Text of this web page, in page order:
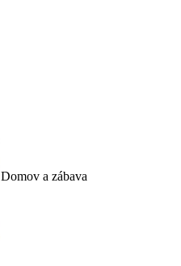
Domov a zábava